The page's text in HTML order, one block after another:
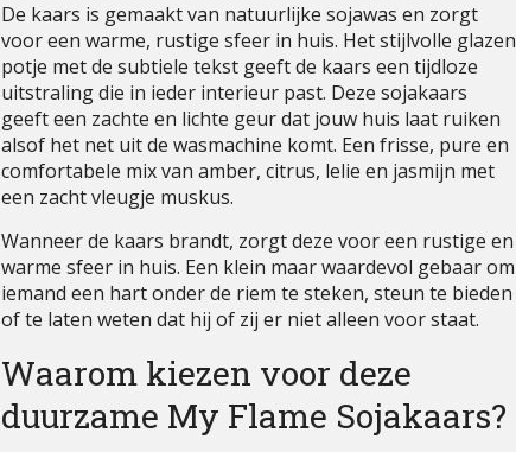
De kaars is gemaakt van natuurlijke sojawas en zorgt
voor een warme, rustige sfeer in huis. Het stijlvolle glazen
potje met de subtiele tekst geeft de kaars een tijdloze
uitstraling die in ieder interieur past. Deze sojakaars
geeft een zachte en lichte geur dat jouw huis laat ruiken
alsof het net uit de wasmachine komt. Een frisse, pure en
comfortabele mix van amber, citrus, lelie en jasmijn met
een zacht vleugje muskus.
Wanneer de kaars brandt, zorgt deze voor een rustige en
warme sfeer in huis. Een klein maar waardevol gebaar om
iemand een hart onder de riem te steken, steun te bieden
of te laten weten dat hij of zij er niet alleen voor staat.
Waarom kiezen voor deze
duurzame My Flame Sojakaars?